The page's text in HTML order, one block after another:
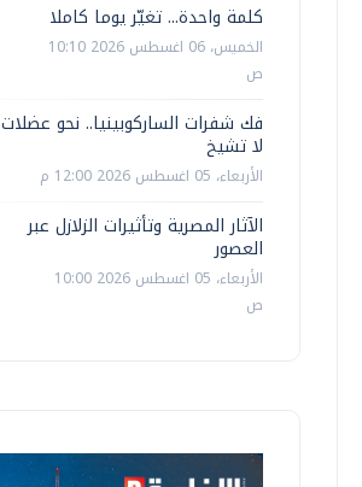
كلمة واحدة... تغيّر يوما كاملا
الخميس، 06 اغسطس 2026 10:10
ص
فك شفرات الساركوبينيا.. نحو عضلات
لا تشيخ
الأربعاء، 05 اغسطس 2026 12:00 م
الآثار المصرية وتأثيرات الزلازل عبر
العصور
الأربعاء، 05 اغسطس 2026 10:00
ص